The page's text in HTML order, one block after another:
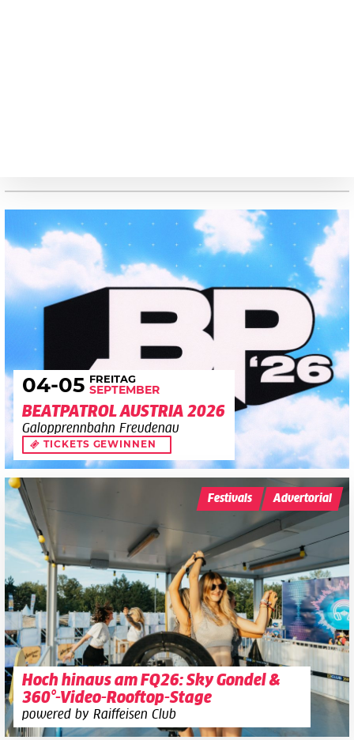
04-05 FREITAG
SEPTEMBER
BEATPATROL AUSTRIA 2026
Galopprennbahn Freudenau
TICKETS GEWINNEN
Hoch hinaus am FQ26: Sky Gondel &
360°-Video-Rooftop-Stage
powered by Raiffeisen Club
Festivals Advertorial